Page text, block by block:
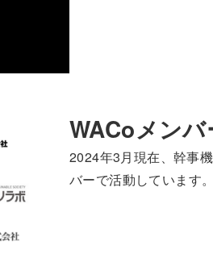
WACoメンバ
2024年3月現在、幹事
バーで活動しています。